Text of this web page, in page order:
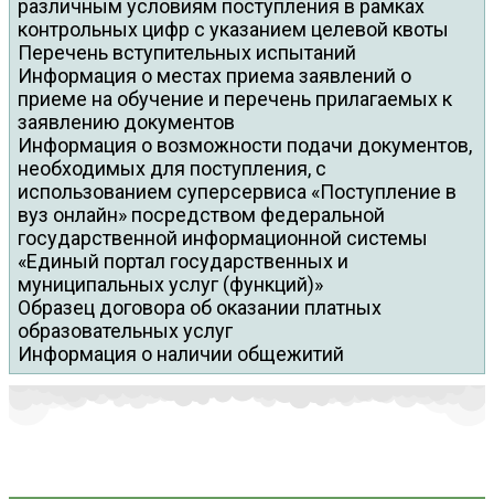
различным условиям поступления в рамках
контрольных цифр с указанием целевой квоты
Перечень вступительных испытаний
Информация о местах приема заявлений о
приеме на обучение и перечень прилагаемых к
заявлению документов
Информация о возможности подачи документов,
необходимых для поступления, с
использованием суперсервиса «Поступление в
вуз онлайн» посредством федеральной
государственной информационной системы
«Единый портал государственных и
муниципальных услуг (функций)»
Образец договора об оказании платных
образовательных услуг
Информация о наличии общежитий